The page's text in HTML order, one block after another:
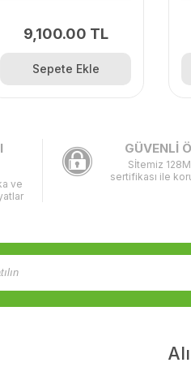
9,100.00 TL
Sepete Ekle
ve
GÜVENLİ
Sİtemiz
sertifikası ile